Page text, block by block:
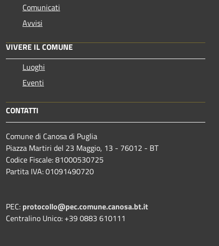
Comunicati
Avvisi
VIVERE IL COMUNE
Luoghi
Eventi
CONTATTI
Comune di Canosa di Puglia
Piazza Martiri del 23 Maggio, 13 - 76012 - BT
Codice Fiscale: 81000530725
Partita IVA: 01091490720
PEC: protocollo@pec.comune.canosa.bt.it
Centralino Unico: +39 0883 610111